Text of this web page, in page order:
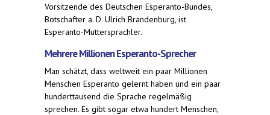
Vorsitzende des Deutschen Esperanto-Bundes,
Botschafter a. D. Ulrich Brandenburg, ist
Esperanto-Muttersprachler.
Mehrere Millionen Esperanto-Sprecher
Man schätzt, dass weltweit ein paar Millionen
Menschen Esperanto gelernt haben und ein paar
hunderttausend die Sprache regelmäßig
sprechen. Es gibt sogar etwa hundert Menschen,